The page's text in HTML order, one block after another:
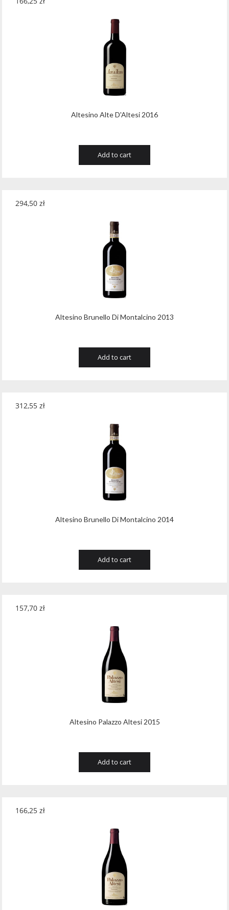
Altesino Alte D'Altesi 2016
Add to cart
Altesino Brunello Di Montalcino 2013
294,50 zł
Add to cart
Altesino Brunello Di Montalcino 2014
312,55 zł
Add to cart
Altesino Palazzo Altesi 2015
157,70 zł
Add to cart
166,25 zł